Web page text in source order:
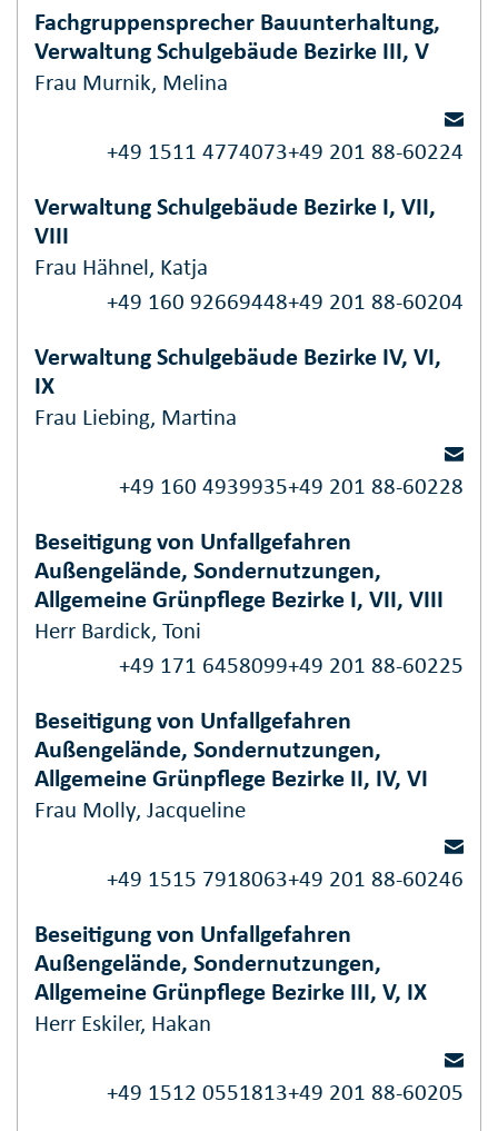
Fachgruppensprecher Bauunterhaltung,
Verwaltung Schulgebäude Bezirke III, V
Frau Murnik, Melina
+49 201 88-60224
+49 1511 4774073
Verwaltung Schulgebäude Bezirke I, VII,
VIII
Frau Hähnel, Katja
+49 201 88-60204
+49 160 92669448
Verwaltung Schulgebäude Bezirke IV, VI,
IX
Frau Liebing, Martina
+49 201 88-60228
+49 160 4939935
Beseitigung von Unfallgefahren
Außengelände, Sondernutzungen,
Allgemeine Grünpflege Bezirke I, VII, VIII
Herr Bardick, Toni
+49 201 88-60225
+49 171 6458099
Beseitigung von Unfallgefahren
Außengelände, Sondernutzungen,
Allgemeine Grünpflege Bezirke II, IV, VI
Frau Molly, Jacqueline
+49 201 88-60246
+49 1515 7918063
Beseitigung von Unfallgefahren
Außengelände, Sondernutzungen,
Allgemeine Grünpflege Bezirke III, V, IX
Herr Eskiler, Hakan
+49 201 88-60205
+49 1512 0551813